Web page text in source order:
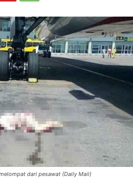
dari pesawat (Daily Mail)